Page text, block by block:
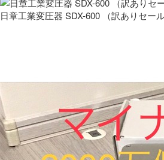
日章工業変圧器 SDX-600 （訳ありセー